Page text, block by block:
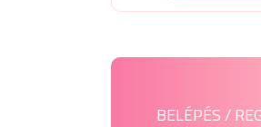
BELÉPÉS /